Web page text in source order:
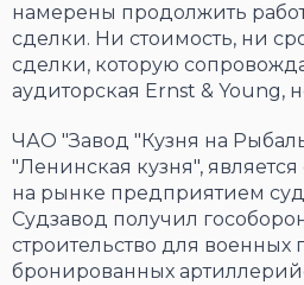
намерены продолжить
сделки. Ни стоимость, ни
сделки, которую
аудиторская Ernst & Young,
ЧАО "Завод "Кузня на
"Ленинская кузня",
на рынке предприятием
Судзавод получил
строительство для военных
бронированных